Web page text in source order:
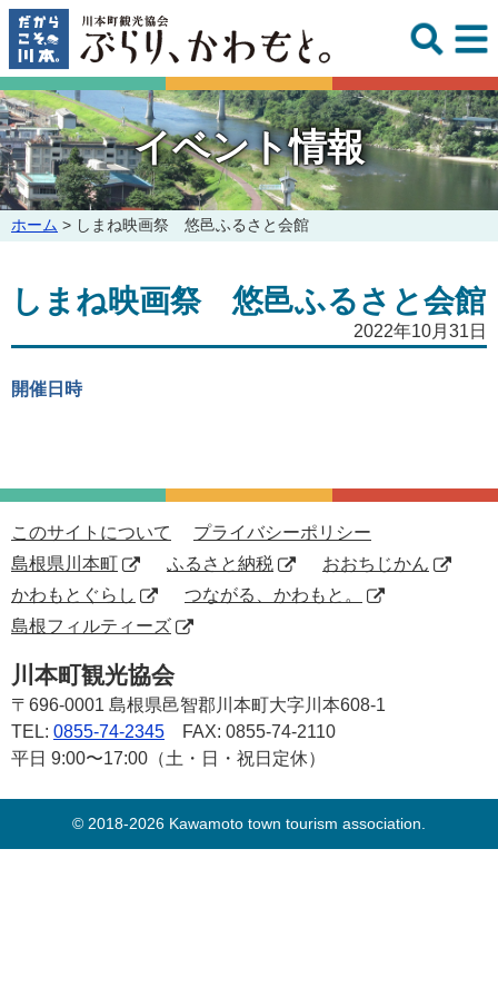
このページの本文へ
イベント情報
こ
ー
ジ
の
置:
ホーム > しまね映画祭 悠邑ふるさと会館
しまね映画祭 悠邑ふるさと会館
2022年10月31日
開催日時
このサイトについて
プライバシーポリシー
島根県川本町
ふるさと納税
おおちじかん
かわもとぐらし
つながる、かわもと。
島根フィルティーズ
川本町観光協会
〒696-0001 島根県邑智郡川本町大字川本608-1
TEL: 0855-74-2345
FAX: 0855-74-2110
平日 9:00〜17:00（土・日・祝日定休）
© 2018-2026 Kawamoto town tourism association.